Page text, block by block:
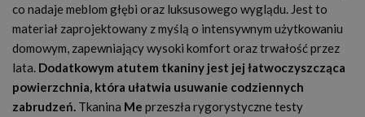
co nadaje meblom głębi oraz luksusowego wyglądu. Jest to
materiał zaprojektowany z myślą o intensywnym użytkowaniu
domowym, zapewniający wysoki komfort oraz trwałość przez
lata. Dodatkowym atutem tkaniny jest jej łatwoczyszcząca
powierzchnia, która ułatwia usuwanie codziennych
zabrudzeń. Tkanina Me przeszła rygorystyczne testy